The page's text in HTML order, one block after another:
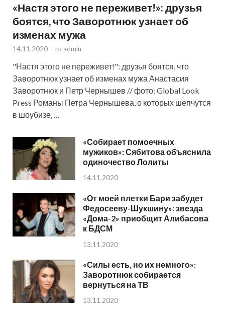
«Настя этого не переживет!»: друзья
боятся, что Заворотнюк узнает об
изменах мужа
14.11.2020 - от admin
"Настя этого не переживет!": друзья боятся, что
Заворотнюк узнает об изменах мужа Анастасия
Заворотнюк и Петр Чернышев // фото: Global Look
Press Романы Петра Чернышева, о которых шепчутся
в шоубизе, …
«Собирает помоечных
мужиков»: Сябитова объяснила
одиночество Лолиты
14.11.2020
«От моей плетки Бари забудет
Федосееву-Шукшину»: звезда
«Дома-2» приобщит Алибасова
к БДСМ
13.11.2020
«Силы есть, но их немного»:
Заворотнюк собирается
вернуться на ТВ
13.11.2020